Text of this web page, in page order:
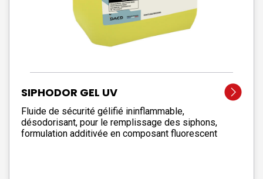
SIPHODOR GEL UV
Fluide de sécurité gélifié ininflammable,
désodorisant, pour le remplissage des siphons,
formulation additivée en composant fluorescent